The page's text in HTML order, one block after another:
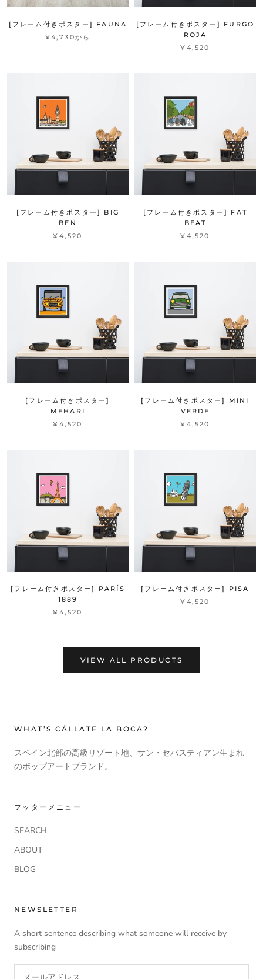
[フレーム付きポスター] FAUNA
¥4,730から
[フレーム付きポスター] FURGO
ROJA
¥4,520
[フレーム付きポスター] BIG
BEN
¥4,520
[フレーム付きポスター] FAT
BEAT
¥4,520
[フレーム付きポスター]
MEHARI
¥4,520
[フレーム付きポスター] MINI
VERDE
¥4,520
[フレーム付きポスター] PARÍS
1889
¥4,520
[フレーム付きポスター] PISA
¥4,520
VIEW ALL PRODUCTS
WHAT’S CÁLLATE LA BOCA?
スペイン北部の高級リゾート地、サン・セバスティアン生まれ
のポップアートブランド。
フッターメニュー
SEARCH
ABOUT
BLOG
NEWSLETTER
A short sentence describing what someone will receive by
subscribing